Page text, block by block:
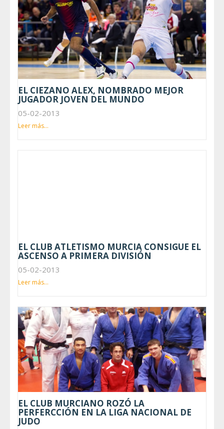
EL CIEZANO ALEX, NOMBRADO MEJOR
JUGADOR JOVEN DEL MUNDO
05-02-2013
Leer más...
EL CLUB ATLETISMO MURCIA CONSIGUE EL
ASCENSO A PRIMERA DIVISIÓN
05-02-2013
Leer más...
EL CLUB MURCIANO ROZÓ LA
PERFERCCIÓN EN LA LIGA NACIONAL DE
JUDO